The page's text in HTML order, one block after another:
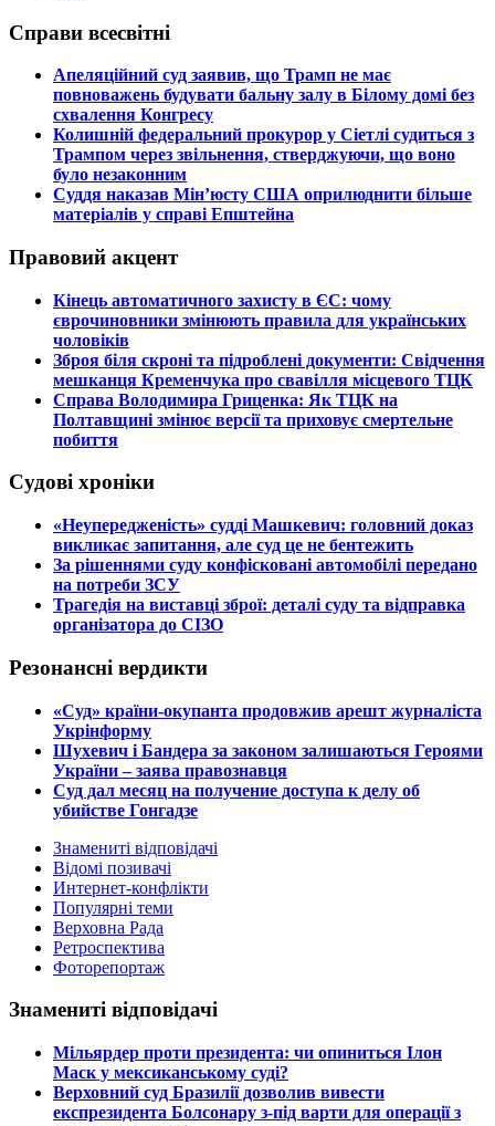
Справи всесвітні
​Апеляційний суд заявив, що Трамп не має
повноважень будувати бальну залу в Білому домі без
схвалення Конгресу
​Колишній федеральний прокурор у Сіетлі судиться з
Трампом через звільнення, стверджуючи, що воно
було незаконним
​Суддя наказав Мін’юсту США оприлюднити більше
матеріалів у справі Епштейна
Правовий акцент
​Кінець автоматичного захисту в ЄС: чому
єврочиновники змінюють правила для українських
чоловіків
​Зброя біля скроні та підроблені документи: Свідчення
мешканця Кременчука про свавілля місцевого ТЦК
​Справа Володимира Гриценка: Як ТЦК на
Полтавщині змінює версії та приховує смертельне
побиття
Судові хроніки
​«Неупередженість» судді Машкевич: головний доказ
викликає запитання, але суд це не бентежить
​За рішеннями суду конфісковані автомобілі передано
на потреби ЗСУ
​Трагедія на виставці зброї: деталі суду та відправка
організатора до СІЗО
Резонансні вердикти
​«Суд» країни-окупанта продовжив арешт журналіста
Укрінформу
Шухевич і Бандера за законом залишаються Героями
України – заява правознавця
Суд дал месяц на получение доступа к делу об
убийстве Гонгадзе
Знамениті відповідачі
Відомі позивачі
Интернет-конфлікти
Популярні теми
Верховна Рада
Ретроспектива
Фоторепортаж
Знамениті відповідачі
​Мільярдер проти президента: чи опиниться Ілон
Маск у мексиканському суді?
​Верховний суд Бразилії дозволив вивести
експрезидента Болсонару з-під варти для операції з